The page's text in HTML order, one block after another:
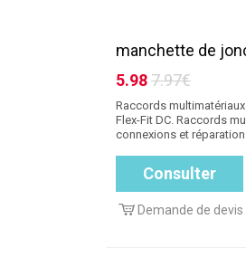
manchette de
5.987.97€
Raccords
Flex-Fit DC. Raccords
connexions et
Consulter
Demande de devis